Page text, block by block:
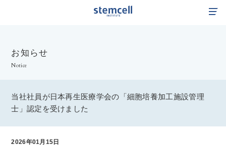
企業情報
IR情報
お知らせ
Notice
当社社員が日本再生医療学会の「細胞培養加工施設管理
士」認定を受けました
2026年01月15日